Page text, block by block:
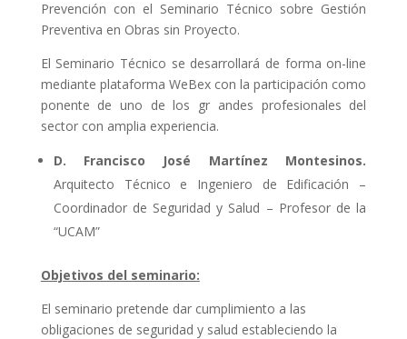
Prevención con el Seminario Técnico sobre Gestión
Preventiva en Obras sin Proyecto.
El Seminario Técnico se desarrollará de forma on-line
mediante plataforma WeBex con la participación como
ponente de uno de los gr andes profesionales del
sector con amplia experiencia.
D. Francisco José Martínez Montesinos.
Arquitecto Técnico e Ingeniero de Edificación –
Coordinador de Seguridad y Salud – Profesor de la
“UCAM”
Objetivos del seminario:
El seminario pretende dar cumplimiento a las
obligaciones de seguridad y salud estableciendo la